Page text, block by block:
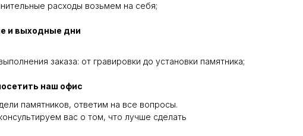
расходы возьмем на себя;
и выходные дни
заказа: от гравировки до установки памятника;
наш офис
памятников, ответим на все вопросы.
вас о том, что лучше сделать